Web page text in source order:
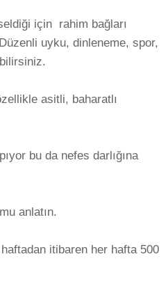
için rahim bağları
uyku, dinleneme, spor,
asitli, baharatlı
bu da nefes darlığına
anlatın.
itibaren her hafta 500